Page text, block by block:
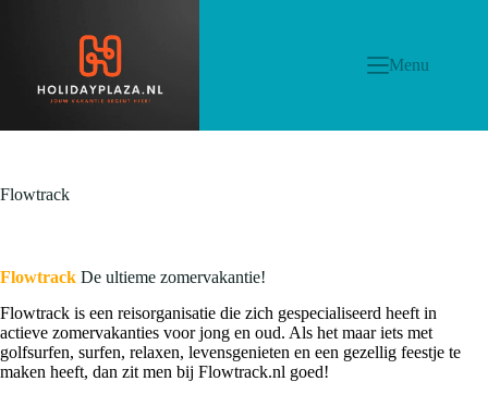
Menu
Flowtrack
Flowtrack De ultieme zomervakantie!
Flowtrack is een reisorganisatie die zich gespecialiseerd heeft in
actieve zomervakanties voor jong en oud. Als het maar iets met
golfsurfen, surfen, relaxen, levensgenieten en een gezellig feestje te
maken heeft, dan zit men bij Flowtrack.nl goed!